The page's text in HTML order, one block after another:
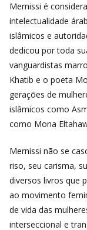
Mernissi é
intelectualidade
islâmicos e
dedicou por toda
vanguardistas
Khatib e o poeta
gerações de
islâmicos como
como Mona
Mernissi não se
riso, seu carisma,
diversos livros que
ao movimento
de vida das
interseccional e